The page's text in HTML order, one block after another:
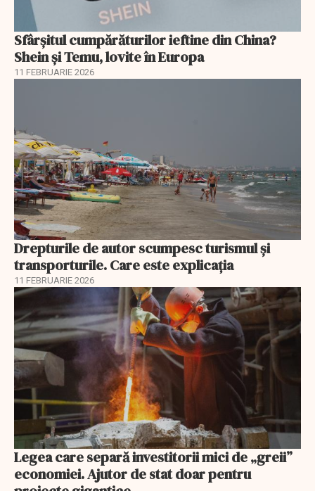
Sfârșitul cumpărăturilor ieftine din China?
Shein și Temu, lovite în Europa
11 FEBRUARIE 2026
Drepturile de autor scumpesc turismul și
transporturile. Care este explicația
11 FEBRUARIE 2026
Legea care separă investitorii mici de „greii”
economiei. Ajutor de stat doar pentru